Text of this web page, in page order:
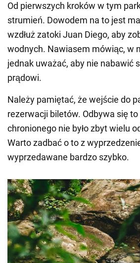
Od pierwszych kroków w tym
strumień. Dowodem na to jest
wzdłuż zatoki Juan Diego, aby
wodnych. Nawiasem mówiąc, w
jednak uważać, aby nie nabawić
prądowi.
Należy pamiętać, że wejście do
rezerwacji biletów. Odbywa się
chronionego nie było zbyt wielu
Warto zadbać o to z
wyprzedawane bardzo szybko.